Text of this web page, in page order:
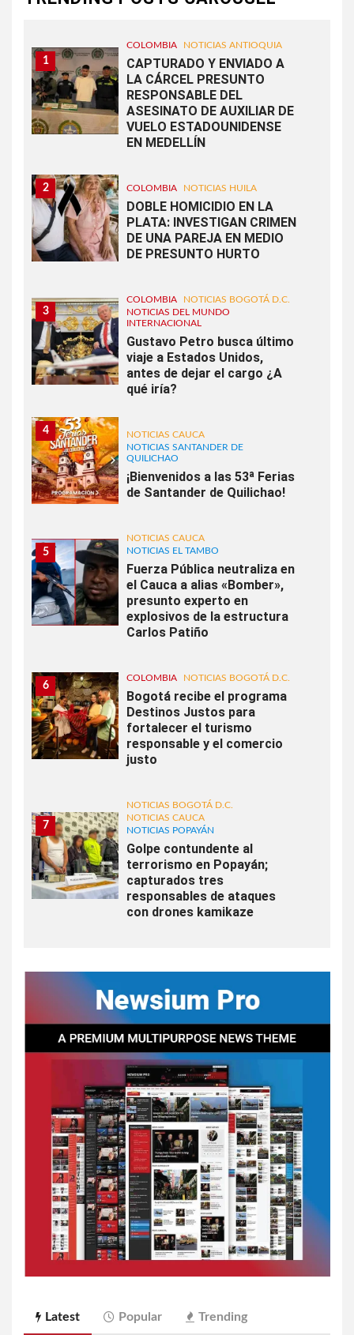
1
COLOMBIA NOTICIAS ANTIOQUIA
CAPTURADO Y ENVIADO A
LA CÁRCEL PRESUNTO
RESPONSABLE DEL
ASESINATO DE AUXILIAR DE
VUELO ESTADOUNIDENSE
EN MEDELLÍN
2 COLOMBIA NOTICIAS HUILA
DOBLE HOMICIDIO EN LA
PLATA: INVESTIGAN CRIMEN
DE UNA PAREJA EN MEDIO
DE PRESUNTO HURTO
3
COLOMBIA
NOTICIAS BOGOTÁ D.C.
NOTICIAS DEL MUNDO
INTERNACIONAL
Gustavo Petro busca último
viaje a Estados Unidos,
antes de dejar el cargo ¿A
qué iría?
4
NOTICIAS CAUCA
NOTICIAS SANTANDER DE
QUILICHAO
¡Bienvenidos a las 53ª Ferias
de Santander de Quilichao!
5
NOTICIAS CAUCA
NOTICIAS EL TAMBO
Fuerza Pública neutraliza en
el Cauca a alias «Bomber»,
presunto experto en
explosivos de la estructura
Carlos Patiño
6
COLOMBIA NOTICIAS BOGOTÁ D.C.
Bogotá recibe el programa
Destinos Justos para
fortalecer el turismo
responsable y el comercio
justo
7
NOTICIAS BOGOTÁ D.C.
NOTICIAS CAUCA
NOTICIAS POPAYÁN
Golpe contundente al
terrorismo en Popayán;
capturados tres
responsables de ataques
con drones kamikaze
Latest Popular Trending